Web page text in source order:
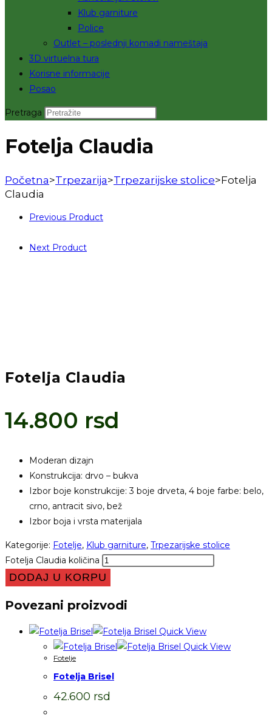
Klub garniture
Police
Outlet – poslednji komadi nameštaja
3D virtuelna tura
Korisne informacije
Posao
Pretraga
Fotelja Claudia
Početna>Trpezarija>Trpezarijske stolice>Fotelja
Claudia
Previous Product
Next Product
Fotelja Claudia
14.800 rsd
Moderan dizajn
Konstrukcija: drvo – bukva
Izbor boje konstrukcije: 3 boje drveta, 4 boje farbe: belo,
crno, antracit sivo, bež
Izbor boja i vrsta materijala
Kategorije: Fotelje, Klub garniture, Trpezarijske stolice
Fotelja Claudia količina
DODAJ U KORPU
Povezani proizvodi
Quick View
Quick View
Fotelje
Fotelja Brisel
42.600 rsd